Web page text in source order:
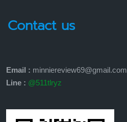
Contact us
Email : minniereview69@gmail.com
Line : @511tlryz